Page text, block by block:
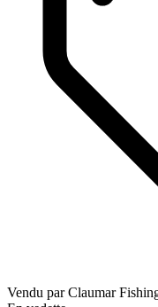
Vendu parClaumar